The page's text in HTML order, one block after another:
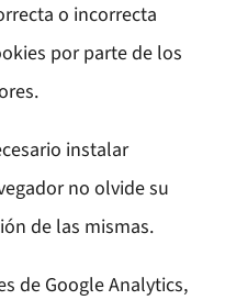
o incorrecta
por parte de los
instalar
no olvide su
de las mismas.
de Google Analytics,